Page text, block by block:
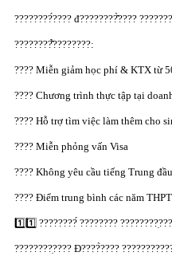
????????́???? đ????????̂̀????
????????̂̉????????:
???? Miễn giảm học phí & KTX từ
???? Chương trình thực tập tại
???? Hỗ trợ tìm việc làm thêm cho
???? Miễn phỏng vấn Visa
???? Không yêu cầu tiếng Trung
???? Điểm trung bình các năm
1️⃣1️⃣ ????????́ ????????
????????̣???? Đ????̀????